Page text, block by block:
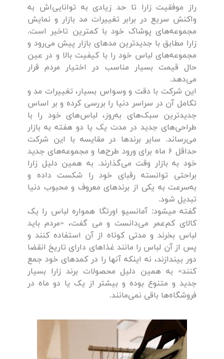
راز موفقیت زارا تا حد زیادی به توانایی‌اش به
واکنش سریع در برابر تغییرات مد بازار و نمایش
مجموعه‌های پوشاک خود با کمترین تاخیر است.
زارا مطابق با جدیدترین مدهای بازار پیش می‌رود و
مجموعه‌های لباس خود را با کیفیت بالا و در عین
حال قیمت بسیار مناسب در اختیار مردم قرار
می‌دهد.
این شرکت با دقت و وسواس بسیار، تغییرات مد و
تکامل آن در سراسر دنیا را بررسی کرده و بر اساس
جدید‌ترین سبک‌های به‌روز، لباس‌های خود را با
طراحی‌های جدید در مدت یک یا دو هفته به بازار
می‌رساند. سایر برندها در مقایسه با این شرکت
حداقل ۶ ماه برای ورود طرح‌ها و مجموعه‌های جدید
خود به بازار وقت می‌گذارند. به همین دلیل زارا
براحتی توانسته رقبای خود را شکست داده و
به‌سرعت به یکی از برندهای معروف و محبوب دنیا
تبدیل شود.
گفته میشود: آمانسیو اورتگا همواره لباس را یک
کالای کم‌عمر می‌دانست و می‌ گفت، «مردم باید
لباس بخرند و مدتی کوتاه از آن استفاده کنند و
پس از آن لباس را مانند غذاهای دارای تاریخ انقضا
دور بیندازند، نه اینکه آنها را در کمدهای خود جمع
کنند» به همین دلیل محصولات برند زارا بسیار
جدید و متنوع بوده و بیشتر از یک یا دو ماه در
فروشگاه‌‌ها باقی نمی‌مانند.